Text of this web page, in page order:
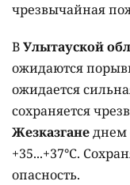
чрезвычайная
ВУлытауской
ожидаются
ожидается
сохраняется
Жезказганеднем
+35...+37°C.
опасность.